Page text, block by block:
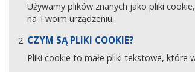
Używamy plików znanych jako pliki
na Twoim urządzeniu.
CZYM SĄ PLIKI COOKIE?
Pliki cookie to małe pliki tekstowe, które